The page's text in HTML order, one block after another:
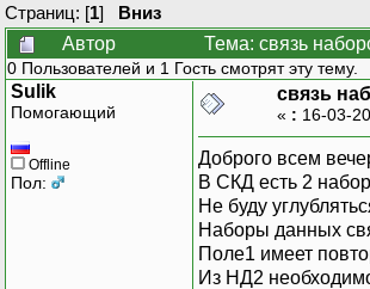
Страниц: [1] Вниз
Автор
Тема: связь
0 Пользователей и 1 Гость смотрят эту тему.
Sulik
Помогающий
Offline
Пол:
связь
« : 16-03-
Доброго всем
В СКД есть 2
Не буду
Наборы данных
Поле1 имеет
Из НД2